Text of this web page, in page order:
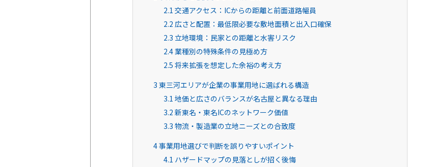
2.1 交通アクセス：ICからの距離と前面道路幅員
2.2 広さと配置：最低限必要な敷地面積と出入口確保
2.3 立地環境：民家との距離と水害リスク
2.4業種別の特殊条件の見極め方
2.5 将来拡張を想定した余裕の考え方
3 東三河エリアが企業の事業用地に選ばれる構造
3.1 地価と広さのバランスが名古屋と異なる理由
3.2 新東名・東名ICのネットワーク価値
3.3 物流・製造業の立地ニーズとの合致度
4事業用地選びで判断を誤りやすいポイント
4.1 ハザードマップの見落としが招く後悔